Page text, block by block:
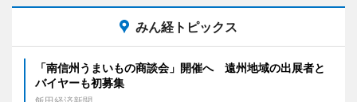
みん経トピックス
「南信州うまいもの商談会」開催へ 遠州地域の出展者と
バイヤーも初募集